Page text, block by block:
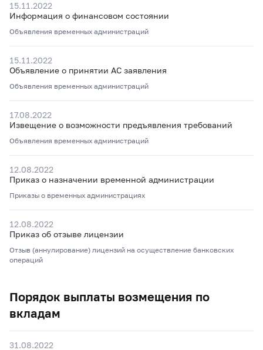
15.11.2022
Информация о финансовом состоянии
Объявления временных администраций
15.11.2022
Объявление о принятии АС заявления
Объявления временных администраций
17.08.2022
Извещение о возможности предъявления требований
Объявления временных администраций
12.08.2022
Приказ о назначении временной администрации
Приказы о временных администрациях
12.08.2022
Приказ об отзыве лицензии
Отзыв (аннулирование) лицензий на осуществление банковских
операций
Порядок выплаты возмещения по
вкладам
31.08.2022